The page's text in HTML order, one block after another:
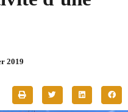
2019